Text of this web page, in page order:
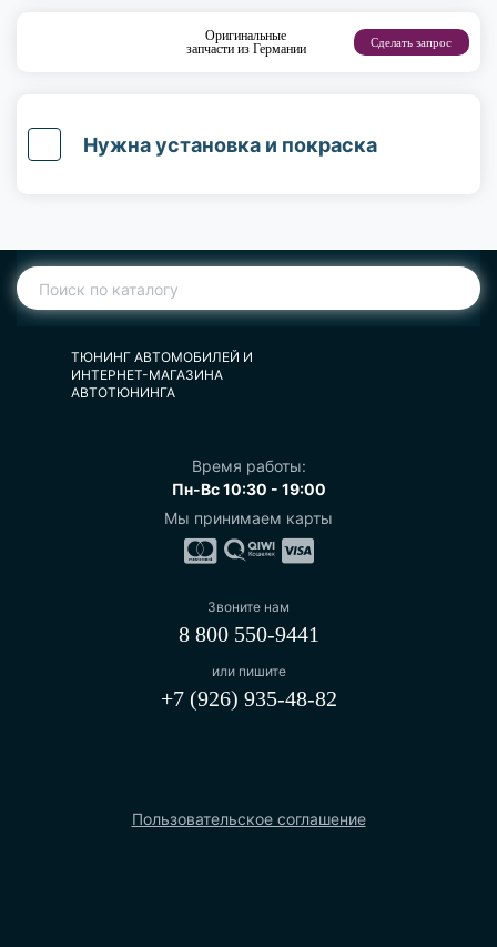
Оригинальные
запчасти из Германии
Сделать запрос
Нужна установка и покраска
ТЮНИНГ АВТОМОБИЛЕЙ И
ИНТЕРНЕТ-МАГАЗИНА
АВТОТЮНИНГА
Время работы:
Пн-Вс 10:30 - 19:00
Мы принимаем карты
Звоните нам
8 800 550-9441
Пользовательское соглашение
или пишите
+7 (926) 935-48-82